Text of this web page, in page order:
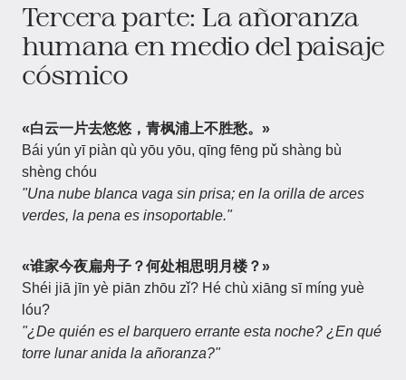
Tercera parte: La añoranza
humana en medio del paisaje
cósmico
«白云一片去悠悠，青枫浦上不胜愁。»
Bái yún yī piàn qù yōu yōu, qīng fēng pǔ shàng bù
shèng chóu
"Una nube blanca vaga sin prisa; en la orilla de arces
verdes, la pena es insoportable."
«谁家今夜扁舟子？何处相思明月楼？»
Shéi jiā jīn yè piān zhōu zǐ? Hé chù xiāng sī míng yuè
lóu?
"¿De quién es el barquero errante esta noche? ¿En qué
torre lunar anida la añoranza?"